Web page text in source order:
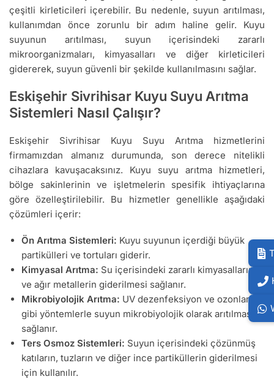
çeşitli kirleticileri içerebilir. Bu nedenle, suyun arıtılması,
kullanımdan önce zorunlu bir adım haline gelir. Kuyu
suyunun arıtılması, suyun içerisindeki zararlı
mikroorganizmaları, kimyasalları ve diğer kirleticileri
gidererek, suyun güvenli bir şekilde kullanılmasını sağlar.
Eskişehir Sivrihisar Kuyu Suyu Arıtma
Sistemleri Nasıl Çalışır?
Eskişehir Sivrihisar Kuyu Suyu Arıtma hizmetlerini
firmamızdan almanız durumunda, son derece nitelikli
cihazlara kavuşacaksınız. Kuyu suyu arıtma hizmetleri,
bölge sakinlerinin ve işletmelerin spesifik ihtiyaçlarına
göre özelleştirilebilir. Bu hizmetler genellikle aşağıdaki
çözümleri içerir:
Ön Arıtma Sistemleri: Kuyu suyunun içerdiği büyük
partikülleri ve tortuları giderir.
Kimyasal Arıtma: Su içerisindeki zararlı kimyasalların
ve ağır metallerin giderilmesi sağlanır.
Mikrobiyolojik Arıtma: UV dezenfeksiyon ve ozonlama
gibi yöntemlerle suyun mikrobiyolojik olarak arıtılması
sağlanır.
Ters Osmoz Sistemleri: Suyun içerisindeki çözünmüş
katıların, tuzların ve diğer ince partiküllerin giderilmesi
için kullanılır.